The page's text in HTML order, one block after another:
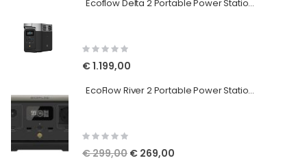
Ecoflow Delta 2 Portable Power Station - Powerbank 1024 Wh - EU Uitvoering
Rating:
0%
€ 1.199,00
EcoFlow River 2 Portable Power Station - Powerbank - EU Uitvoering
Rating:
0%
€ 299,00 Speciale
prijs
€ 269,00